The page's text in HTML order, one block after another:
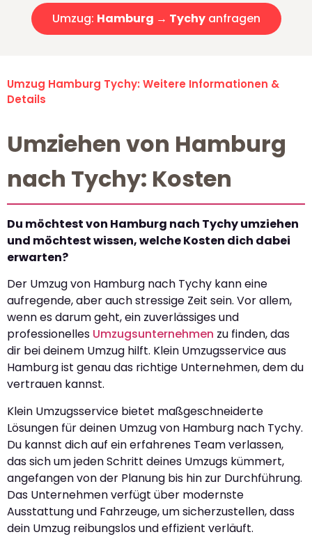
Umzug: Hamburg → Tychyanfragen
Umzug Hamburg Tychy: Weitere Informationen &
Details
Umziehen von Hamburg
nach Tychy: Kosten
Du möchtest von Hamburg nach Tychy umziehen
und möchtest wissen, welche Kosten dich dabei
erwarten?
Der Umzug von Hamburg nach Tychy kann eine
aufregende, aber auch stressige Zeit sein. Vor allem,
wenn es darum geht, ein zuverlässiges und
professionelles Umzugsunternehmen zu finden, das
dir bei deinem Umzug hilft. Klein Umzugsservice aus
Hamburg ist genau das richtige Unternehmen, dem du
vertrauen kannst.
Klein Umzugsservice bietet maßgeschneiderte
Lösungen für deinen Umzug von Hamburg nach Tychy.
Du kannst dich auf ein erfahrenes Team verlassen,
das sich um jeden Schritt deines Umzugs kümmert,
angefangen von der Planung bis hin zur Durchführung.
Das Unternehmen verfügt über modernste
Ausstattung und Fahrzeuge, um sicherzustellen, dass
dein Umzug reibungslos und effizient verläuft.